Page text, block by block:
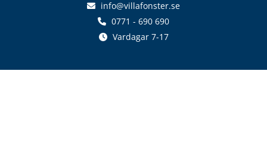
info@villafonster.se
0771 - 690 690
Vardagar 7-17